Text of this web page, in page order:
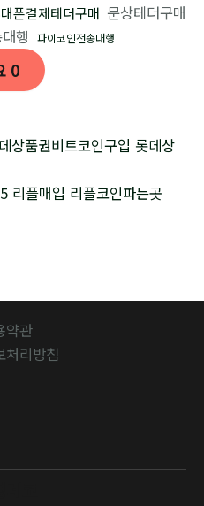
폰결제테더구매 문상테더구매
행 파이코인전송대행
0
품권비트코인구입 롯데상
리플매입 리플코인파는곳
약관
처리방침